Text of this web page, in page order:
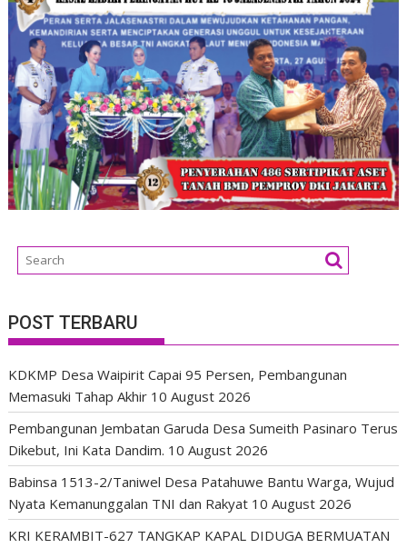
POST TERBARU
KDKMP Desa Waipirit Capai 95 Persen, Pembangunan
Memasuki Tahap Akhir 10 August 2026
Pembangunan Jembatan Garuda Desa Sumeith Pasinaro Terus
Dikebut, Ini Kata Dandim. 10 August 2026
Babinsa 1513-2/Taniwel Desa Patahuwe Bantu Warga, Wujud
Nyata Kemanunggalan TNI dan Rakyat 10 August 2026
KRI KERAMBIT-627 TANGKAP KAPAL DIDUGA BERMUATAN